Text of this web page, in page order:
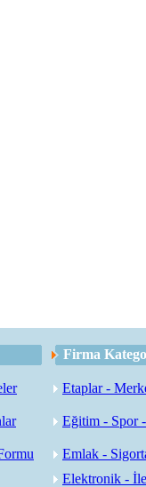
Firma
Etaplar -
Eğitim - Spor
Emlak -
Elektronik -